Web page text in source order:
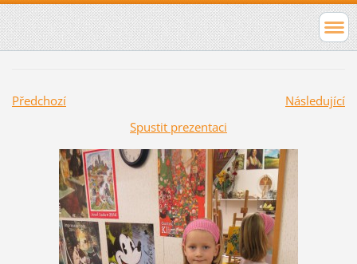
Předchozí
Následující
Spustit prezentaci